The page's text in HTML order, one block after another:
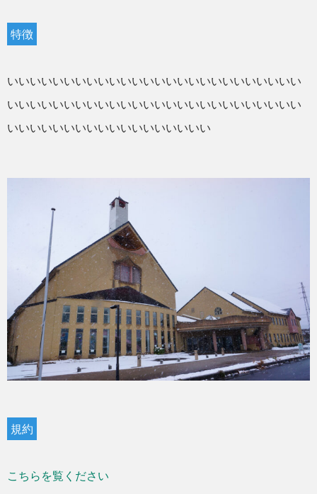
特徴
いいいいいいいいいいいいいいいいいいいいいいいいいい
いいいいいいいいいいいいいいいいいいいいいいいいいい
いいいいいいいいいいいいいいいいいい
規約
こちらを覧ください